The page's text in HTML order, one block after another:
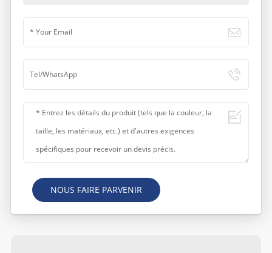
NOUS FAIRE PARVENIR